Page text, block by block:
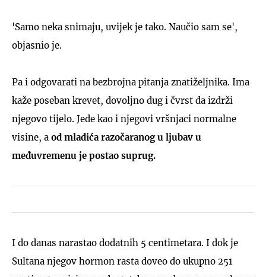
'Samo neka snimaju, uvijek je tako. Naučio sam se',
objasnio je.
Pa i odgovarati na bezbrojna pitanja znatiželjnika. Ima
kaže poseban krevet, dovoljno dug i čvrst da izdrži
njegovo tijelo. Jede kao i njegovi vršnjaci normalne
visine, a od mladića razočaranog u ljubav u
međuvremenu je postao suprug.
I do danas narastao dodatnih 5 centimetara. I dok je
Sultana njegov hormon rasta doveo do ukupno 251